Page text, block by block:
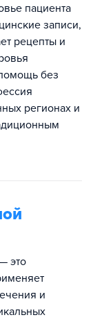
пациента
записи,
рецепты и
без
регионах и
это
и